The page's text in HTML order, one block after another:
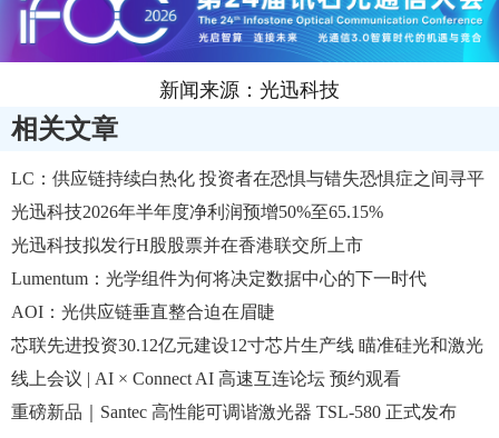
新闻来源：光迅科技
相关文章
LC：供应链持续白热化 投资者在恐惧与错失恐惧症之间寻平
衡
光迅科技2026年半年度净利润预增50%至65.15%
光迅科技拟发行H股股票并在香港联交所上市
Lumentum：光学组件为何将决定数据中心的下一时代
AOI：光供应链垂直整合迫在眉睫
芯联先进投资30.12亿元建设12寸芯片生产线 瞄准硅光和激光
驱动芯片
线上会议 | AI × Connect AI 高速互连论坛 预约观看
重磅新品｜Santec 高性能可调谐激光器 TSL-580 正式发布